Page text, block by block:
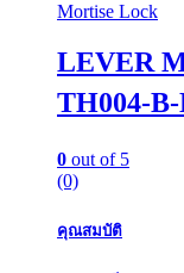
Mortise Lock
LEVER
TH004-
0 out of 5
(0)
คุณสมบัติ